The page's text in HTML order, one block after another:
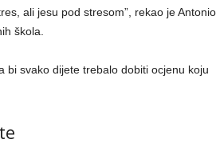
ali jesu pod stresom”, rekao je Antonio
škola.
bi svako dijete trebalo dobiti ocjenu koju